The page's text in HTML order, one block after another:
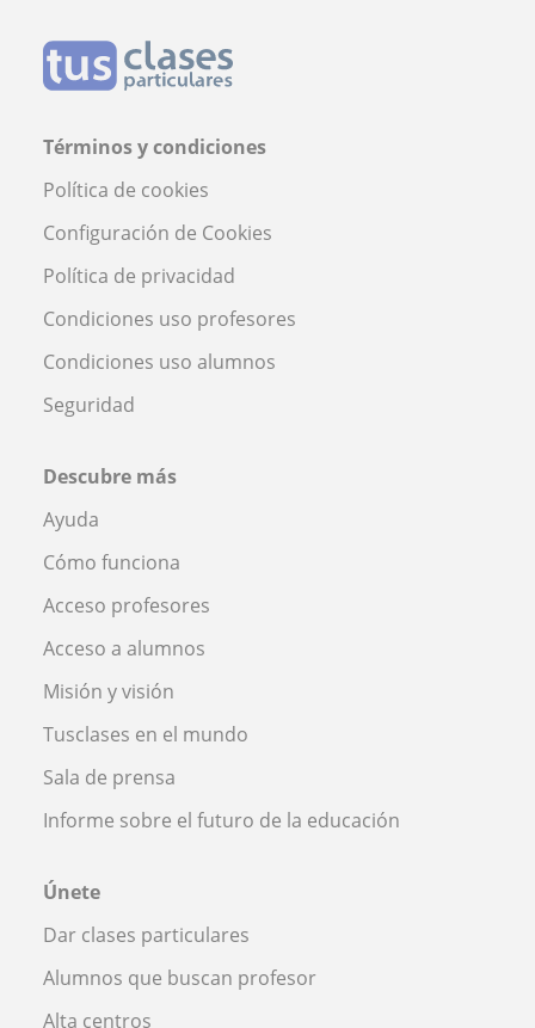
Términos y condiciones
Política de cookies
Configuración de Cookies
Política de privacidad
Condiciones uso profesores
Condiciones uso alumnos
Seguridad
Descubre más
Ayuda
Cómo funciona
Acceso profesores
Acceso a alumnos
Misión y visión
Tusclases en el mundo
Sala de prensa
Informe sobre el futuro de la educación
Únete
Dar clases particulares
Alumnos que buscan profesor
Alta centros